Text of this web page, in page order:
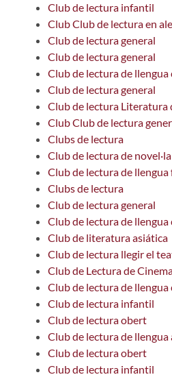
Club de lectura infantil
Club Club de lectura en
Club de lectura general
Club de lectura general
Club de lectura de
Club de lectura general
Club de lectura Literatura
Club Club de lectura
Clubs de lectura
Club de lectura de
Club de lectura de llengua
Clubs de lectura
Club de lectura general
Club de lectura de
Club de literatura asiática
Club de lectura llegir el
Club de Lectura de
Club de lectura de
Club de lectura infantil
Club de lectura obert
Club de lectura de llengua
Club de lectura obert
Club de lectura infantil